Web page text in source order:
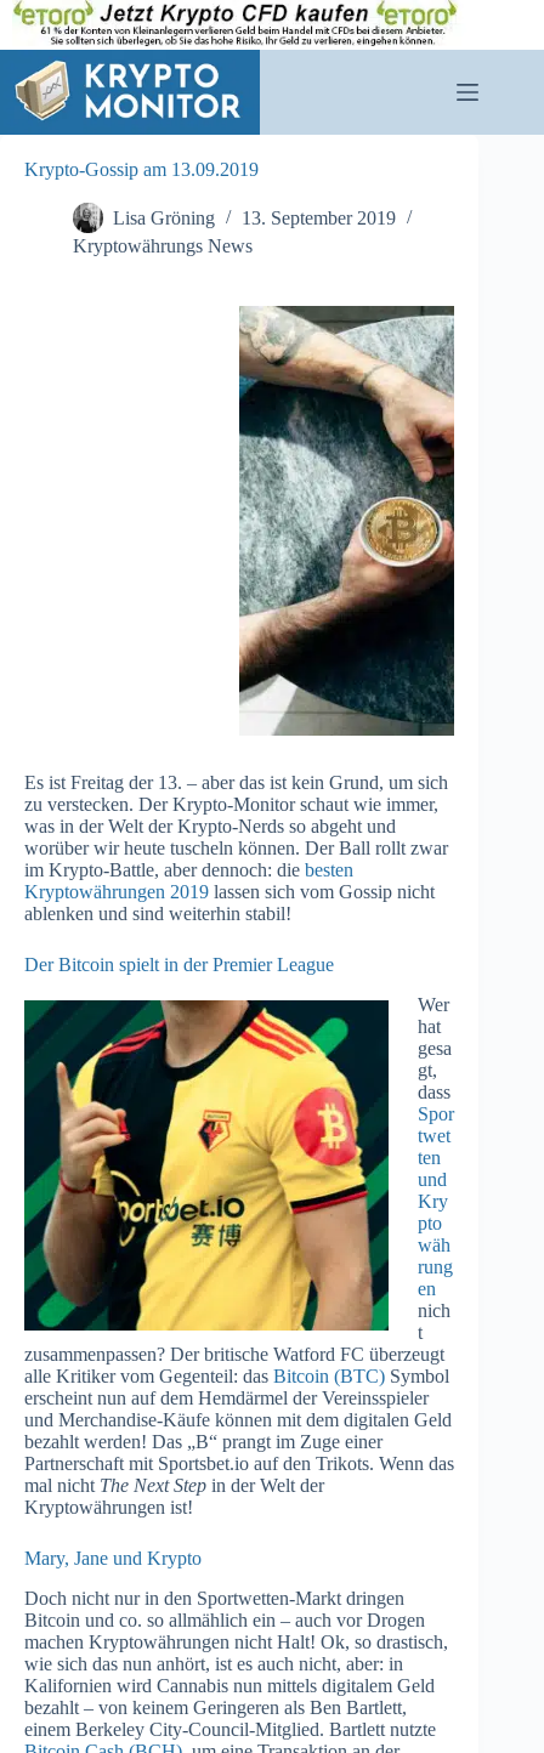
Zum
Inhalt
springen
Krypto-Gossip am 13.09.2019
Lisa Gröning
13. September 2019
Kryptowährungs News
Es ist Freitag der 13. – aber das ist kein Grund, um sich
zu verstecken. Der Krypto-Monitor schaut wie immer,
was in der Welt der Krypto-Nerds so abgeht und
worüber wir heute tuscheln können. Der Ball rollt zwar
im Krypto-Battle, aber dennoch: die besten
Kryptowährungen 2019 lassen sich vom Gossip nicht
ablenken und sind weiterhin stabil!
Der Bitcoin spielt in der Premier League
Wer
hat
gesa
gt,
dass
Spor
twet
ten
und
Kry
pto
wäh
rung
en
nich
t
zusammenpassen? Der britische Watford FC überzeugt
alle Kritiker vom Gegenteil: das Bitcoin (BTC) Symbol
erscheint nun auf dem Hemdärmel der Vereinsspieler
und Merchandise-Käufe können mit dem digitalen Geld
bezahlt werden! Das „B“ prangt im Zuge einer
Partnerschaft mit Sportsbet.io auf den Trikots. Wenn das
mal nicht The Next Step in der Welt der
Kryptowährungen ist!
Mary, Jane und Krypto
Doch nicht nur in den Sportwetten-Markt dringen
Bitcoin und co. so allmählich ein – auch vor Drogen
machen Kryptowährungen nicht Halt! Ok, so drastisch,
wie sich das nun anhört, ist es auch nicht, aber: in
Kalifornien wird Cannabis nun mittels digitalem Geld
bezahlt – von keinem Geringeren als Ben Bartlett,
einem Berkeley City-Council-Mitglied. Bartlett nutzte